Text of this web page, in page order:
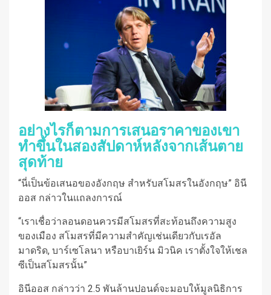
อย่างไรก็ตามการเสนอราคาของเขา
ทำขึ้นในสองสัปดาห์หลังจากเส้นตาย
สุดท้าย
“นี่เป็นข้อเสนอของอังกฤษ สำหรับสโมสรในอังกฤษ” อินี
ออส กล่าวในแถลงการณ์
“เราเชื่อว่าลอนดอนควรมีสโมสรที่สะท้อนถึงความสูง
ของเมือง สโมสรที่มีความสำคัญเช่นเดียวกับเรอัล
มาดริด, บาร์เซโลนา หรือบาเยิร์น มิวนิค เราตั้งใจให้เชล
ซีเป็นสโมสรนั้น”
อินีออส กล่าวว่า 2.5 พันล้านปอนด์จะมอบให้มูลนิธิการ